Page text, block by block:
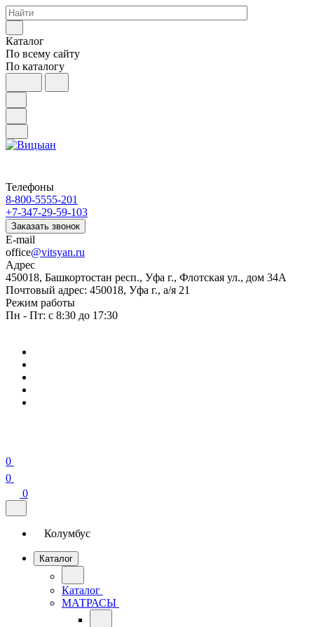
Каталог
По всему сайту
По каталогу
Телефоны
8-800-5555-201
+7-347-29-59-103
Заказать звонок
E-mail
office@vitsyan.ru
Адрес
450018, Башкортостан респ., Уфа г., Флотская ул., дом 34А
Почтовый адрес: 450018, Уфа г., а/я 21
Режим работы
Пн - Пт: с 8:30 до 17:30
0
0
0
Колумбус
Каталог
Каталог
МАТРАСЫ